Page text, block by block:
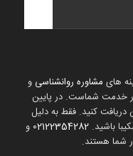
مشاوره روانشناسی و
خدمت شماست. در پایین
دریافت کنید. فقط به دلیل
باشید. 02122354282 و
شما هستند.